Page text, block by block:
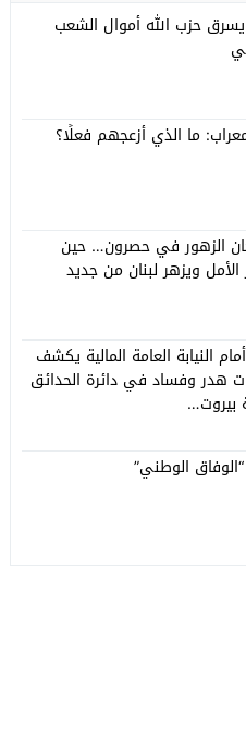
حزب الله أموال الشعب
ما الذي أزعجهم فعلًا؟
الزهور في حصرون… حين
الأمل ويزهر لبنان من جديد
النيابة العامة المالية يكشف
هدر وفساد في دائرة الحدائق
بيروت…
الوطني”